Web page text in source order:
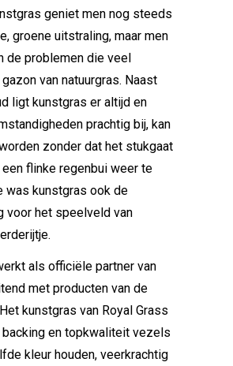
geniet men nog steeds
groene uitstraling, maar men
de problemen die veel
van natuurgras. Naast
ligt kunstgras er altijd en
prachtig bij, kan
zonder dat het stukgaat
flinke regenbui weer te
was kunstgras ook de
voor het speelveld van
als officiële partner van
met producten van de
kunstgras van Royal Grass
en topkwaliteit vezels
kleur houden, veerkrachtig